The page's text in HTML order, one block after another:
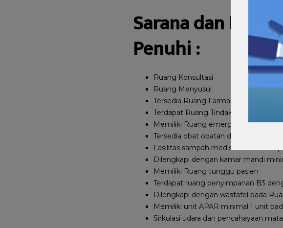
Sarana dan
Penuhi :
Ruang Konsultasi
Ruang Menyusui
Tersedia Ruang Farmasi
Terdapat Ruang Tindakan
Memiliki Ruang emergensi medis
Tersedia obat obatan darurat medis di
Fasilitas sampah medis dan bak
Dilengkapi dengan kamar mandi
Memiliki Ruang tunggu pasien
Terdapat ruang penyimpanan B3
Dilengkapi dengan wastafel pada
Memiliki unit APAR minimal 1 unit
Sirkulasi udara dan pencahayaan